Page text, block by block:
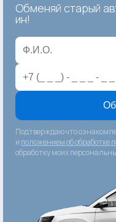
Обменяй старый
ин!
Подтверждаю что
и положением об обработке
обработку моих